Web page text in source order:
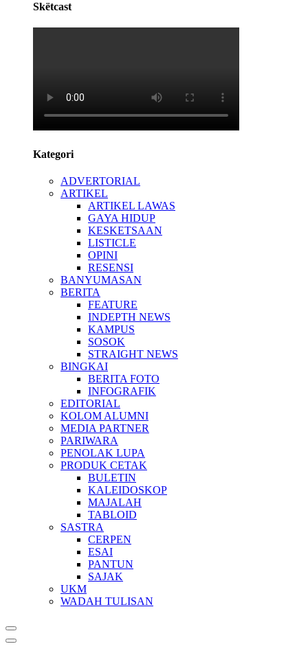
Skëtcast
Kategori
ADVERTORIAL
ARTIKEL
ARTIKEL LAWAS
GAYA HIDUP
KESKETSAAN
LISTICLE
OPINI
RESENSI
BANYUMASAN
BERITA
FEATURE
INDEPTH NEWS
KAMPUS
SOSOK
STRAIGHT NEWS
BINGKAI
BERITA FOTO
INFOGRAFIK
EDITORIAL
KOLOM ALUMNI
MEDIA PARTNER
PARIWARA
PENOLAK LUPA
PRODUK CETAK
BULETIN
KALEIDOSKOP
MAJALAH
TABLOID
SASTRA
CERPEN
ESAI
PANTUN
SAJAK
UKM
WADAH TULISAN